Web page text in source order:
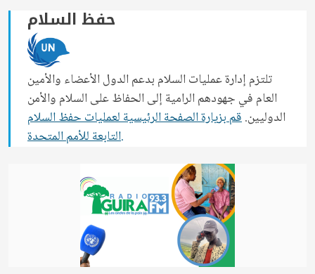
حفظ السلام
تلتزم إدارة عمليات السلام بدعم الدول الأعضاء والأمين
العام في جهودهم الرامية إلى الحفاظ على السلام والأمن
الدوليين.قم بزيارة الصفحة الرئيسية لعمليات حفظ السلام
التابعة للأمم المتحدة.